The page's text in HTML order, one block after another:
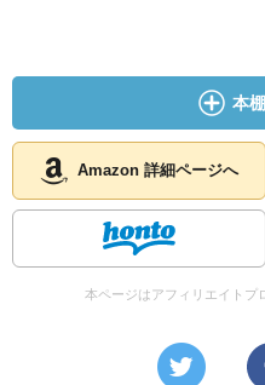
７．MOT“技術経営”入門
延岡健太郎著 日本経済新
８．デジタル革命とニュ
ーズ・ビジネススクール編
（９．プロフィット・ピ
キーエンスの経営課題
本
Amazon 詳細ページへ
本ページはアフィリエイトプ